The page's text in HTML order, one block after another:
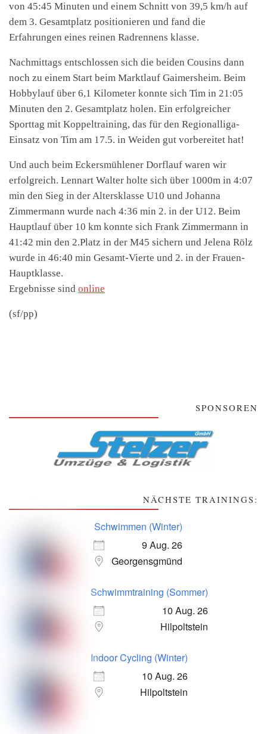
von 45:45 Minuten und einem Schnitt von 39,5 km/h auf
dem 3. Gesamtplatz positionieren und fand die
Erfahrungen eines reinen Radrennens klasse.
Nachmittags entschlossen sich die beiden Cousins dann
noch zu einem Start beim Marktlauf Gaimersheim. Beim
Hobbylauf über 6,1 Kilometer konnte sich Tim in 21:05
Minuten den 2. Gesamtplatz holen. Ein erfolgreicher
Sporttag mit Koppeltraining, das für den Regionalliga-
Einsatz von Tim am 17.5. in Weiden gut vorbereitet hat!
Und auch beim Eckersmühlener Dorflauf waren wir
erfolgreich. Lennart Walter holte sich über 1000m in 4:07
min den Sieg in der Altersklasse U10 und Johanna
Zimmermann wurde nach 4:36 min 2. in der U12. Beim
Hauptlauf über 10 km konnte sich Frank Zimmermann in
41:42 min den 2.Platz in der M45 sichern und Jelena Rölz
wurde in 46:40 min Gesamt-Vierte und 2. in der Frauen-
Hauptklasse.
Ergebnisse sind online
(sf/pp)
SPONSOREN
NÄCHSTE TRAININGS:
Schwimmen (Winter)
9 Aug. 26
Georgensgmünd
Schwimmtraining (Sommer)
10 Aug. 26
Hilpoltstein
Indoor Cycling (Winter)
10 Aug. 26
Hilpoltstein